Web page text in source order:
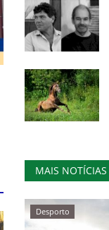
MAIS NOTÍCIAS
Desporto